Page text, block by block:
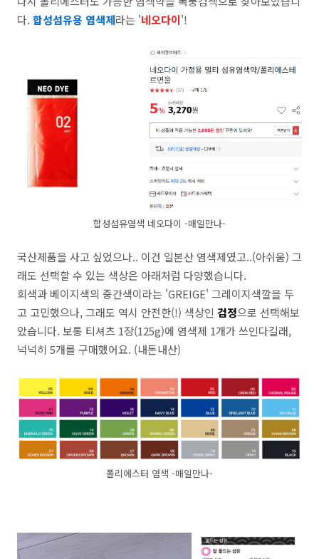
다. 합성섬유용 염색제라는 '네오다이'!
합성섬유염색 네오다이 -매일만나-
국산제품을 사고 싶었으나.. 이건 일본산 염색제였고..(아쉬움) 그
래도 선택할 수 있는 색상은 아래처럼 다양했습니다.
회색과 베이지색의 중간색이라는 'GREIGE' 그레이지색깔을 두
고 고민했으나, 그래도 역시 안전한(!) 색상인 검정으로 선택해보
았습니다. 보통 티셔츠 1장(125g)에 염색제 1개가 쓰인다길래,
넉넉히 5개를 구매했어요. (내돈내산)
폴리에스터 염색 -매일만나-